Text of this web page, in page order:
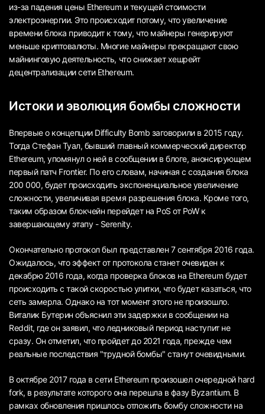
из-за падения цены Ethereum и текущей стоимости
электроэнергии. Это происходит потому, что увеличение
времени блока приводит к тому, что майнеры генерируют
меньше криптовалюты. Многие майнеры прекращают свою
майнинговую деятельность, что снижает хешрейт
децентрализации сети Ethereum.
Истоки и эволюция бомбы сложности
Впервые о концепции Difficulty Bomb заговорили в 2015 году.
Тогда Стефан Туал, бывший главный коммерческий директор
Ethereum, упомянул о ней в сообщении в блоге, анонсирующем
первый патч Frontier. По его словам, начиная с создания блока
200 000, будет происходить экспоненциальное увеличение
сложности, увеличивая время разрешения блока. Кроме того,
таким образом блокчейн перейдет на PoS от PoW к
завершающему этапу - Serenity.
Окончательно протокол был представлен 7 сентября 2016 года.
Ожидалось, что эффект от протокола станет очевиден к
декабрю 2016 года, когда проверка блоков на Ethereum будет
происходить с такой скоростью улитки, что будет казаться, что
сеть замерла. Однако на тот момент этого не произошло.
Виталик Бутерин объяснил эти задержки в сообщении на
Reddit, где он заявил, что ледниковый период наступит не
сразу. Он отметил, что пройдет до 2021 года, прежде чем
реальные последствия "трудной бомбы" станут очевидными.
В октябре 2017 года в сети Ethereum произошел очередной hard
fork, в результате которого она перешла в фазу Byzantium. В
рамках обновления пришлось отложить бомбу сложности на